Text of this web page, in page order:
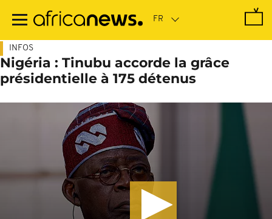
contenu
INFOS
Nigéria : Tinubu accorde la grâce
présidentielle à 175 détenus